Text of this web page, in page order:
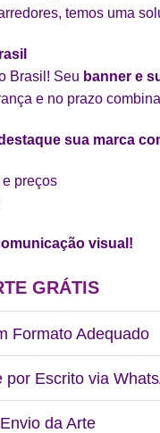
temos uma
Brasil! Seu banner e
e no prazo
sua marca
preços
visual!
GRÁTIS
Formato Adequado
por Escrito via
da Arte